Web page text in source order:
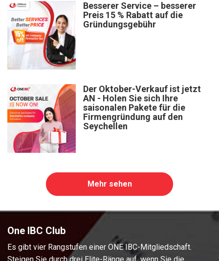
Besserer Service – besserer
Preis 15 % Rabatt auf die
Gründungsgebühr
Der Oktober-Verkauf ist jetzt
AN - Holen Sie sich Ihre
saisonalen Pakete für die
Firmengründung auf den
Seychellen
Mehr sehen
One IBC Club
Es gibt vier Rangstufen einer ONE IBC-Mitgliedschaft.